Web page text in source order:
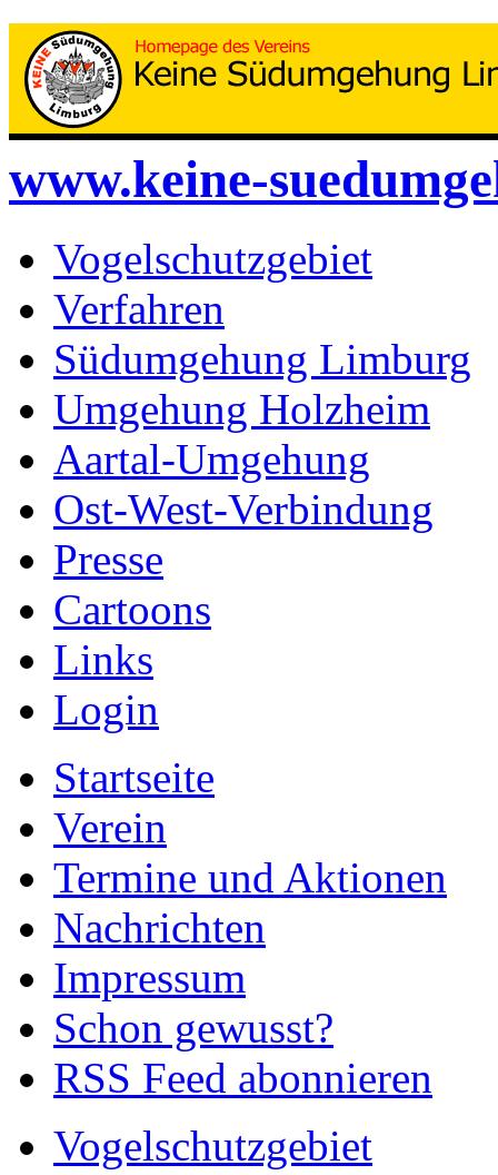
www.keine-
Vogelschutzgebiet
Verfahren
Südumgehung Limburg
Umgehung Holzheim
Aartal-Umgehung
Ost-West-Verbindung
Presse
Cartoons
Links
Login
Startseite
Verein
Termine und Aktionen
Nachrichten
Impressum
Schon gewusst?
RSS Feed abonnieren
Vogelschutzgebiet